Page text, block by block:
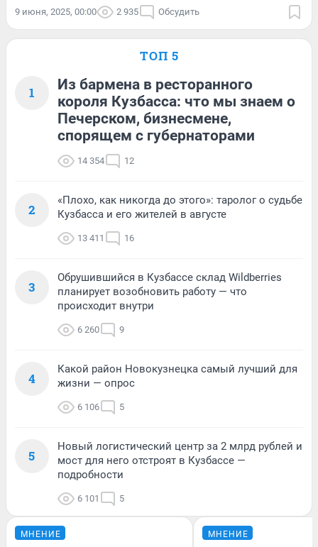
9 июня, 2025, 00:00 2 935 Обсудить
ТОП 5
1
Из бармена в ресторанного
короля Кузбасса: что мы знаем о
Печерском, бизнесмене,
спорящем с губернаторами
14 354 12
2
«Плохо, как никогда до этого»: таролог о судьбе
Кузбасса и его жителей в августе
13 411 16
3
Обрушившийся в Кузбассе склад Wildberries
планирует возобновить работу — что
происходит внутри
6 260 9
4
Какой район Новокузнецка самый лучший для
жизни — опрос
6 106 5
5
Новый логистический центр за 2 млрд рублей и
мост для него отстроят в Кузбассе —
подробности
6 101 5
МНЕНИЕ МНЕНИЕ